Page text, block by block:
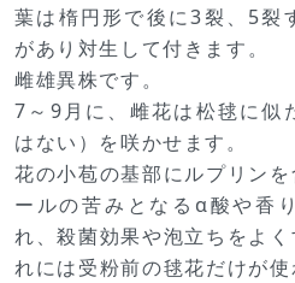
葉は楕円形で後に3裂、5裂
があり対生して付きます。
雌雄異株です。
7～9月に、雌花は松毬に似
はない）を咲かせます。
花の小苞の基部にルプリン
ールの苦みとなるα酸や香
れ、殺菌効果や泡立ちをよ
れには受粉前の毬花だけが